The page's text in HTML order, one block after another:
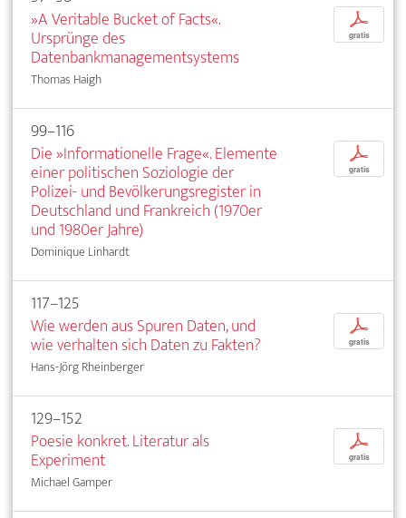
»A Veritable Bucket of Facts«.
Ursprünge des
Datenbankmanagementsystems
Thomas Haigh
p
gratis
99–116
Die »Informationelle Frage«. Elemente
einer politischen Soziologie der
Polizei- und Bevölkerungsregister in
Deutschland und Frankreich (1970er
und 1980er Jahre)
Dominique Linhardt
p
gratis
117–125
Wie werden aus Spuren Daten, und
wie verhalten sich Daten zu Fakten?
Hans-Jörg Rheinberger
p
gratis
129–152
Poesie konkret. Literatur als
Experiment
Michael Gamper
p
gratis